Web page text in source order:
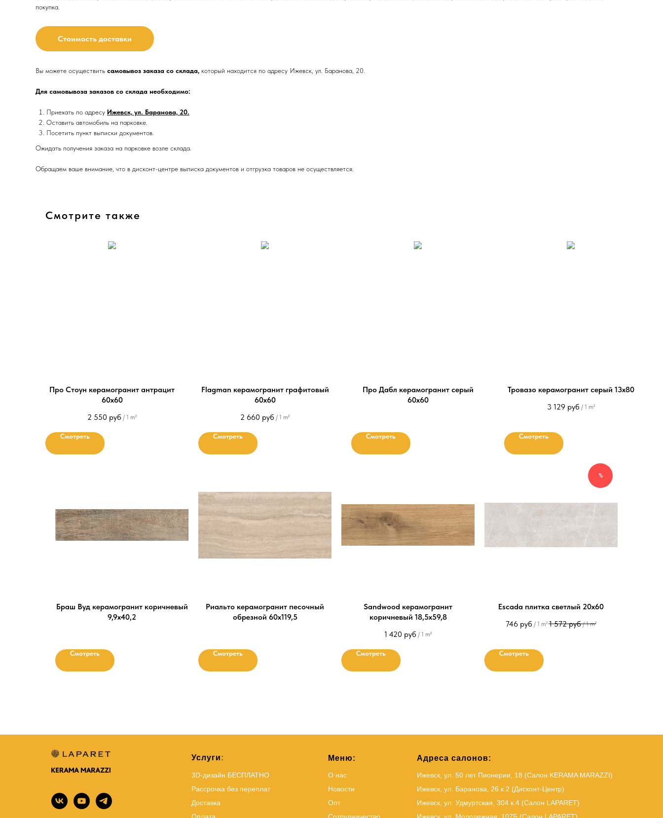
покупка.
Стоимость доставки
Вы можете осуществить самовывоз заказа со склада, который находится по адресу Ижевск, ул. Баранова, 20.
Для самовывоза заказов со склада необходимо:
Приехать по адресу Ижевск, ул. Баранова, 20.
Оставить автомобиль на парковке.
Посетить пункт выписки документов.
Ожидать получения заказа на парковке возле склада.
Обращаем ваше внимание, что в дисконт-центре выписка документов и отгрузка товаров не осуществляется.
Смотрите также
Про Стоун керамогранит антрацит
60х60
2 550 руб / 1 m²
Смотреть
Flagman керамогранит графитовый
60х60
2 660 руб / 1 m²
Смотреть
Про Дабл керамогранит серый
60х60
Смотреть
Тровазо керамогранит серый 13х80
3 129 руб / 1 m²
Смотреть
Браш Вуд керамогранит коричневый
9,9х40,2
Смотреть
Риальто керамогранит песочный
обрезной 60х119,5
Смотреть
Sandwood керамогранит
коричневый 18,5х59,8
1 420 руб / 1 m²
Смотреть
%
Escada плитка светлый 20х60
746 руб / 1 m² 1 572 руб / 1 m²
Смотреть
Услуги:
3D-дизайн БЕСПЛАТНО
Рассрочка без переплат
Доставка
Меню:
О нас
Новости
Опт
Адреса салонов:
Ижевск, ул. 50 лет Пионерии, 18 (Салон KERAMA MARAZZI)
Ижевск, ул. Баранова, 26 к.2 (Дисконт-Центр)
Ижевск, ул. Удмуртская, 304 к.4 (Салон LAPARET)